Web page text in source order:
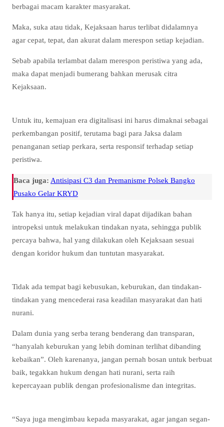
berbagai macam karakter masyarakat.
Maka, suka atau tidak, Kejaksaan harus terlibat didalamnya
agar cepat, tepat, dan akurat dalam merespon setiap kejadian.
Sebab apabila terlambat dalam merespon peristiwa yang ada,
maka dapat menjadi bumerang bahkan merusak citra
Kejaksaan.
Untuk itu, kemajuan era digitalisasi ini harus dimaknai sebagai
perkembangan positif, terutama bagi para Jaksa dalam
penanganan setiap perkara, serta responsif terhadap setiap
peristiwa.
Baca juga: Antisipasi C3 dan Premanisme Polsek Bangko
Pusako Gelar KRYD
Tak hanya itu, setiap kejadian viral dapat dijadikan bahan
intropeksi untuk melakukan tindakan nyata, sehingga publik
percaya bahwa, hal yang dilakukan oleh Kejaksaan sesuai
dengan koridor hukum dan tuntutan masyarakat.
Tidak ada tempat bagi kebusukan, keburukan, dan tindakan-
tindakan yang mencederai rasa keadilan masyarakat dan hati
nurani.
Dalam dunia yang serba terang benderang dan transparan,
“hanyalah keburukan yang lebih dominan terlihat dibanding
kebaikan”. Oleh karenanya, jangan pernah bosan untuk berbuat
baik, tegakkan hukum dengan hati nurani, serta raih
kepercayaan publik dengan profesionalisme dan integritas.
“Saya juga mengimbau kepada masyarakat, agar jangan segan-